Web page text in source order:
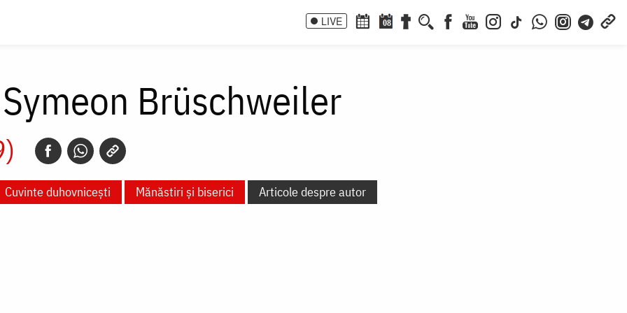
LIVE 08
Brüschweiler
Cuvinte duhovnicești Mănăstiri și biserici Articole despre autor